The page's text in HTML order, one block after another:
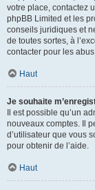
votre place, contactez
phpBB Limited et les
conseils juridiques et
de toutes sortes, à
contacter pour les
Haut
Je souhaite
Il est possible qu’un
nouveaux comptes. Il
d’utilisateur que vous
pour obtenir de l’aide.
Haut